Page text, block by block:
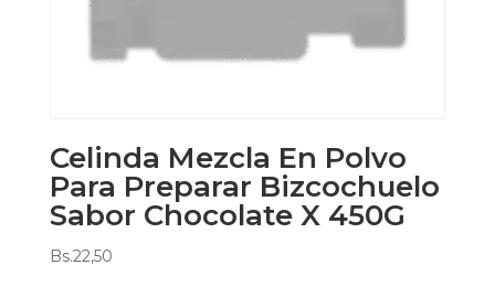
Celinda Mezcla En Polvo
Para Preparar Bizcochuelo
Sabor Chocolate X 450G
Bs.22,50